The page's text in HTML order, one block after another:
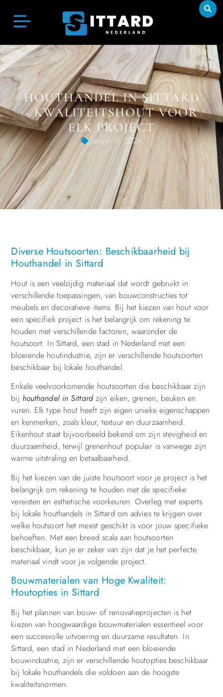
HOUTHANDEL IN SITTARD
- KWALITEITSHOUT VOOR
ELK PROJECT
Januari 9, 2024
Diverse Houtsoorten: Beschikbaarheid bij
Houthandel in Sittard
Hout is een veelzijdig materiaal dat wordt gebruikt in
verschillende toepassingen, van bouwconstructies tot
meubels en decoratieve items. Bij het kiezen van hout voor
een specifiek project is het belangrijk om rekening te
houden met verschillende factoren, waaronder de
houtsoort. In Sittard, een stad in Nederland met een
bloeiende houtindustrie, zijn er verschillende houtsoorten
beschikbaar bij lokale houthandel.
Enkele veelvoorkomende houtsoorten die beschikbaar zijn
bij houthandel in Sittardzijn eiken, grenen, beuken en
vuren. Elk type hout heeft zijn eigen unieke eigenschappen
en kenmerken, zoals kleur, textuur en duurzaamheid.
Eikenhout staat bijvoorbeeld bekend om zijn stevigheid en
duurzaamheid, terwijl grenenhout populair is vanwege zijn
warme uitstraling en betaalbaarheid.
Bij het kiezen van de juiste houtsoort voor je project is het
belangrijk om rekening te houden met de specifieke
vereisten en esthetische voorkeuren. Overleg met experts
bij lokale houthandels in Sittard om advies te krijgen over
welke houtsoort het meest geschikt is voor jouw specifieke
behoeften. Met een breed scala aan houtsoorten
beschikbaar, kun je er zeker van zijn dat je het perfecte
materiaal vindt voor je volgende project.
Bouwmaterialen van Hoge Kwaliteit:
Houtopties in Sittard
Bij het plannen van bouw- of renovatieprojecten is het
kiezen van hoogwaardige bouwmaterialen essentieel voor
een succesvolle uitvoering en duurzame resultaten. In
Sittard, een stad in Nederland met een bloeiende
bouwindustrie, zijn er verschillende houtopties beschikbaar
bij lokale houthandels die voldoen aan de hoogste
kwaliteitsnormen.